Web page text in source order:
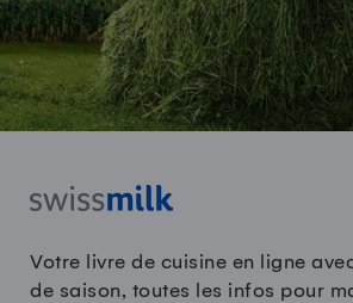
Votre livre de cuisine en ligne
de saison, toutes les infos pour